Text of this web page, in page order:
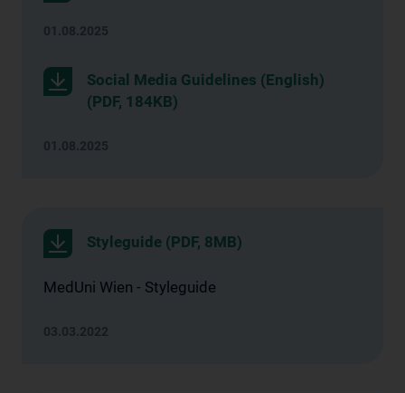
01.08.2025
Social Media Guidelines (English)
(PDF, 184KB)
01.08.2025
Styleguide (PDF, 8MB)
MedUni Wien - Styleguide
03.03.2022